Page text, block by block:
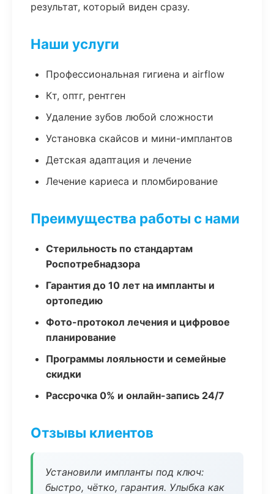
результат, который виден сразу.
Наши услуги
Профессиональная гигиена и airflow
Кт, оптг, рентген
Удаление зубов любой сложности
Установка скайсов и мини-имплантов
Детская адаптация и лечение
Лечение кариеса и пломбирование
Преимущества работы с нами
Стерильность по стандартам
Роспотребнадзора
Гарантия до 10 лет на импланты и
ортопедию
Фото-протокол лечения и цифровое
планирование
Программы лояльности и семейные
скидки
Рассрочка 0% и онлайн-запись 24/7
Отзывы клиентов
Установили импланты под ключ:
быстро, чётко, гарантия. Улыбка как